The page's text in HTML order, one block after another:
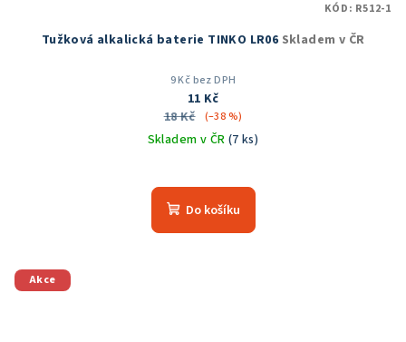
Tužková alkalická baterie TINKO LR06 Skladem v ČR
9 Kč bez DPH
11 Kč
18 Kč
(–38 %)
Skladem v ČR (7 ks)
Do košíku
KÓD: R512-1
Akce